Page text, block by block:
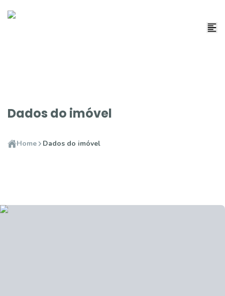
Dados do imóvel
Home Dados do imóvel